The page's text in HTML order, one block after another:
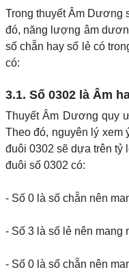
Trong thuyết Âm Dương
đó, năng lượng âm
số chẵn hay số lẻ có
có:
3.1. Số 0302 là Âm
Thuyết Âm Dương quy
Theo đó, nguyên lý
đuôi 0302 sẽ dựa trên tỷ
đuôi số 0302 có:
- Số 0 là số chẵn nên
- Số 3 là số lẻ nên
- Số 0 là số chẵn nên